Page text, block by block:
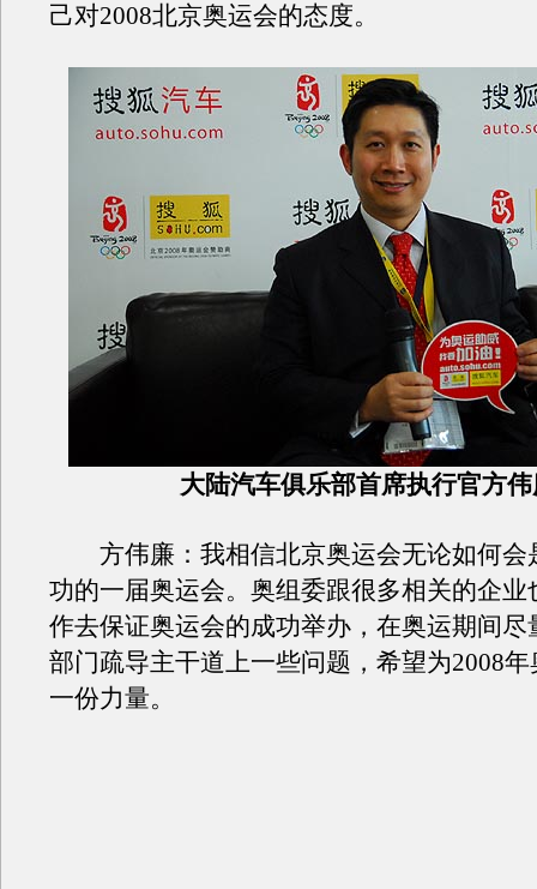
己对2008北京奥运会的态度。
大陆汽车俱乐部首席执行官方伟
方伟廉：我相信北京奥运会无论如何会
功的一届奥运会。奥组委跟很多相关的企业
作去保证奥运会的成功举办，在奥运期间尽
部门疏导主干道上一些问题，希望为2008
一份力量。